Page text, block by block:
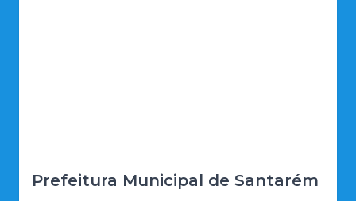
Prefeitura Municipal de Santarém